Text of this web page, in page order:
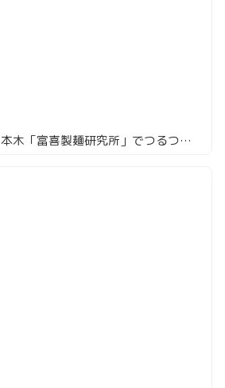
【麺好き必見！】六本木「富喜製麺研究所」でつるつる喉越し絶品つけ麺を味わう